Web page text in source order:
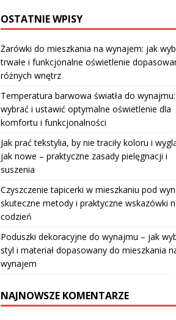
OSTATNIE WPISY
Żarówki do mieszkania na wynajem: jak
trwałe i funkcjonalne oświetlenie
różnych wnętrz
Temperatura barwowa światła do
wybrać i ustawić optymalne oświetlenie dla
komfortu i funkcjonalności
Jak prać tekstylia, by nie traciły koloru i
jak nowe – praktyczne zasady pielęgnacji i
suszenia
Czyszczenie tapicerki w mieszkaniu pod
skuteczne metody i praktyczne wskazówki
codzień
Poduszki dekoracyjne do wynajmu – jak
styl i materiał dopasowany do mieszkania
wynajem
NAJNOWSZE KOMENTARZE